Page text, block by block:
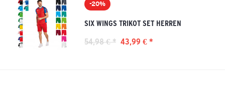
-20%
SIX WINGS TRIKOT SET HERREN
54,98 € * 43,99 € *